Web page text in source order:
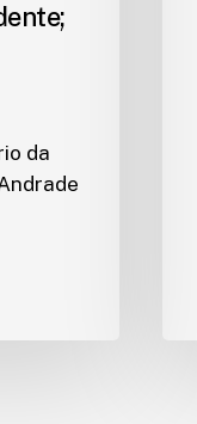
da